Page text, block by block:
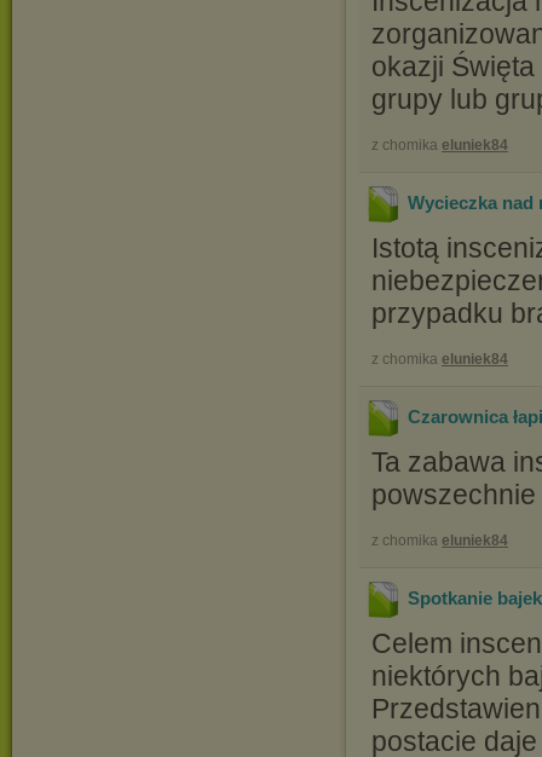
okazji
grupy lub
z chomika eluniek84
Wycieczka nad
Istotą
przypadku
z chomika eluniek84
Czarownica
Ta zabawa
z chomika eluniek84
Spotkanie bajek
Celem
niektórych
postacie